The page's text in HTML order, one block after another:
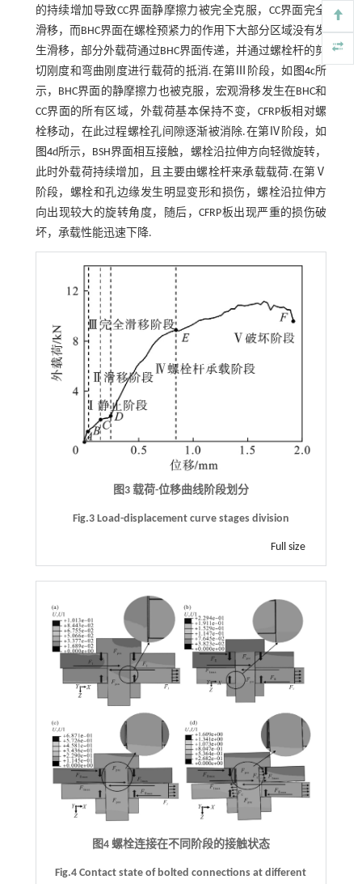
的持续增加导致CC界面静摩擦力被完全克服，CC界面完全
滑移，而BHC界面在螺栓预紧力的作用下大部分区域没有发
生滑移，部分外载荷通过BHC界面传递，并通过螺栓杆的剪
切刚度和弯曲刚度进行载荷的抵消.在第Ⅲ阶段，如 图4c所
示，BHC界面的静摩擦力也被克服，宏观滑移发生在BHC和
CC界面的所有区域，外载荷基本保持不变，CFRP板相对螺
栓移动，在此过程螺栓孔间隙逐渐被消除.在第Ⅳ阶段，如
图4d所示，BSH界面相互接触，螺栓沿拉伸方向轻微旋转，
此时外载荷持续增加，且主要由螺栓杆来承载载荷.在第Ⅴ
阶段，螺栓和孔边缘发生明显变形和损伤，螺栓沿拉伸方
向出现较大的旋转角度，随后，CFRP板出现严重的损伤破
坏，承载性能迅速下降.
图3 载荷-位移曲线阶段划分
Fig.3 Load-displacement curve stages division
Full size
图4 螺栓连接在不同阶段的接触状态
Fig.4 Contact state of bolted connections at different